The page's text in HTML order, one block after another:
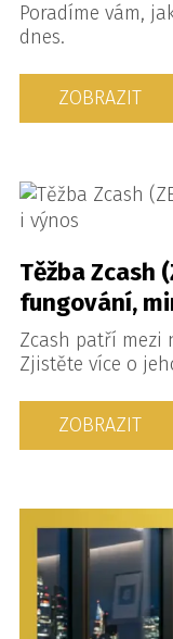
Poradíme vám,
dnes.
ZOBRAZIT
Těžba Zcash
fungování,
Zcash patří mezi
Zjistěte více o
ZOBRAZIT